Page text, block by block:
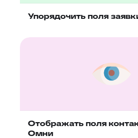
Упорядочить поля
Отображать поля
Омни